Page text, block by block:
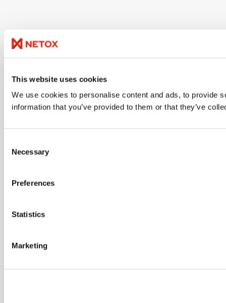
This website uses cookies
We use cookies to personalise content and ads, to provide
information that you’ve provided to them or that they’ve
Selection
Necessary
Preferences
Statistics
Marketing